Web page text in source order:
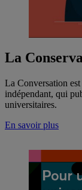
La
La Conversation
indépendant, qui
universitaires.
En savoir plus